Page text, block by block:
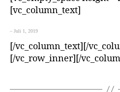
[vc_column_text]
– Juli 1, 2019
[/vc_column_text][/
[/vc_row_inner][/